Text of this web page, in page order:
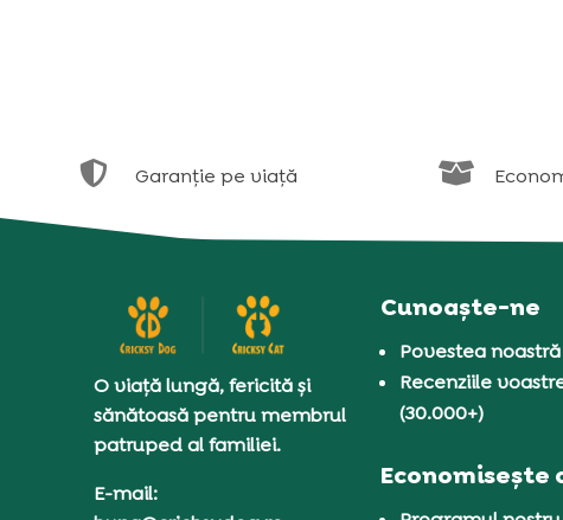
 Garanție pe viață 
O viață lungă, fericită și
sănătoasă pentru membrul
patruped al familiei.
E-mail:
Cunoaște-ne
Povestea noastră
Recenziile
(30.000+)
Economisește